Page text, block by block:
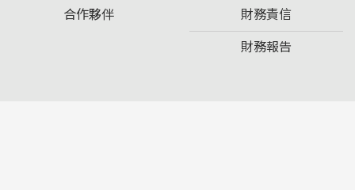
合作夥伴 財務責信
財務報告